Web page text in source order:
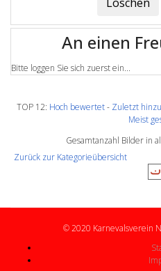
An einen
Bitte loggen Sie sich zuerst ein...
TOP 12: Hoch bewertet- Zuletzt
Meist
Gesamtanzahl Bilder in
Zurück zur Kategorieübersicht
© 2020 Karnevalsverein